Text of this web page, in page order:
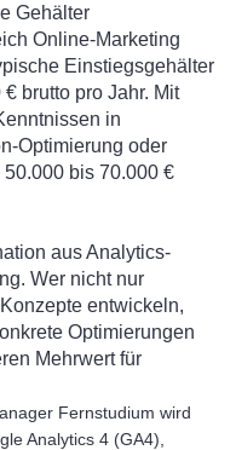
Gehälter
Online-Marketing
Einstiegsgehälter
brutto pro Jahr. Mit
in
Optimierung oder
bis 70.000 €
aus Analytics-
Wer nicht nur
entwickeln,
Optimierungen
Mehrwert für
Fernstudium wird
Analytics 4 (GA4),